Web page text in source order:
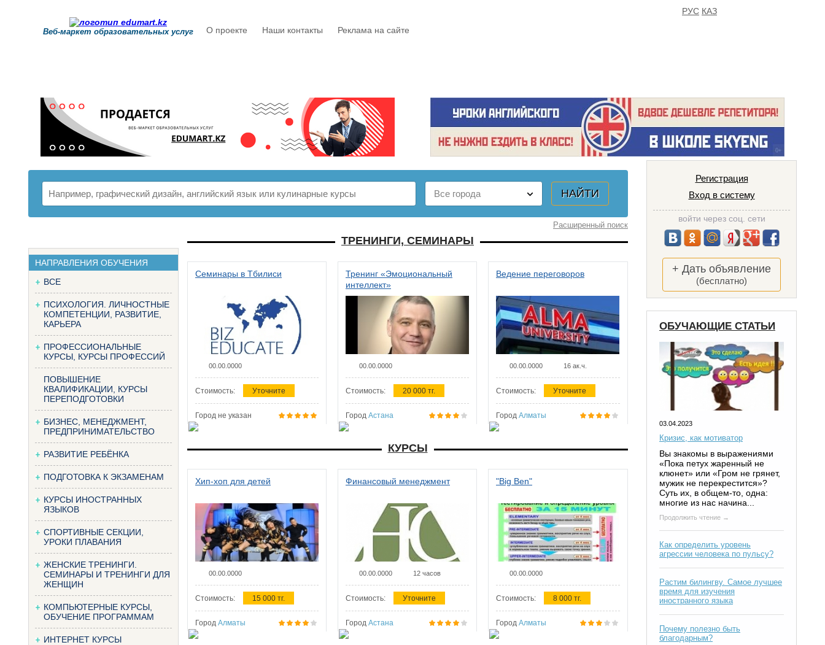
Веб-маркет образовательных услуг О проекте Наши контакты Реклама на сайте
РУС КАЗ
Расширенный поиск
НАПРАВЛЕНИЯ ОБУЧЕНИЯ
ВСЕ
ПСИХОЛОГИЯ. ЛИЧНОСТНЫЕ
КОМПЕТЕНЦИИ, РАЗВИТИЕ,
КАРЬЕРА
ПРОФЕССИОНАЛЬНЫЕ
КУРСЫ, КУРСЫ ПРОФЕССИЙ
ПОВЫШЕНИЕ
КВАЛИФИКАЦИИ, КУРСЫ
ПЕРЕПОДГОТОВКИ
БИЗНЕС, МЕНЕДЖМЕНТ,
ПРЕДПРИНИМАТЕЛЬСТВО
РАЗВИТИЕ РЕБЁНКА
ПОДГОТОВКА К ЭКЗАМЕНАМ
КУРСЫ ИНОСТРАННЫХ
ЯЗЫКОВ
СПОРТИВНЫЕ СЕКЦИИ,
УРОКИ ПЛАВАНИЯ
ЖЕНСКИЕ ТРЕНИНГИ.
СЕМИНАРЫ И ТРЕНИНГИ ДЛЯ
ЖЕНЩИН
КОМПЬЮТЕРНЫЕ КУРСЫ,
ОБУЧЕНИЕ ПРОГРАММАМ
ИНТЕРНЕТ КУРСЫ
ТРЕНИНГИ, СЕМИНАРЫ
Семинары в Тбилиси
00.00.0000
Стоимость: Уточните
Город не указан
Тренинг «Эмоциональный
интеллект»
00.00.0000
Стоимость: 20 000 тг.
Город Астана
Ведение переговоров
00.00.0000 16 ак.ч.
Стоимость: Уточните
Город Алматы
КУРСЫ
Хип-хоп для детей
00.00.0000
Стоимость: 15 000 тг.
Город Алматы
Финансовый менеджмент
00.00.0000 12 часов
Стоимость: Уточните
Город Астана
"Big Ben"
00.00.0000
Стоимость: 8 000 тг.
Город Алматы
Регистрация
Вход в систему
войти через соц. сети
+ Дать объявление
(бесплатно)
ОБУЧАЮЩИЕ СТАТЬИ
03.04.2023
Кризис, как мотиватор
Вы знакомы в выражениями
«Пока петух жаренный не
клюнет» или «Гром не грянет,
мужик не перекрестится»?
Суть их, в общем-то, одна:
многие из нас начина...
Продолжить чтение →
Как определить уровень
агрессии человека по пульсу?
Растим билингву. Самое лучшее
время для изучения
иностранного языка
Почему полезно быть
благодарным?